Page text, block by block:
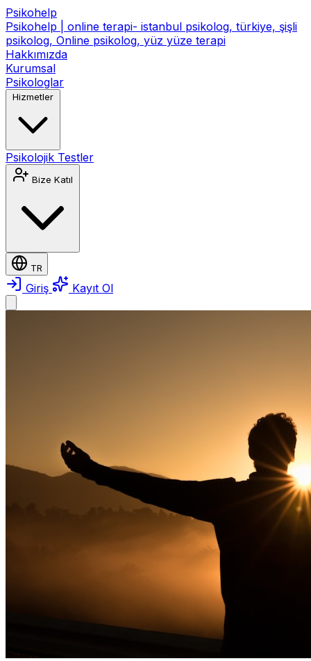
Psikohelp
Psikohelp | online terapi- istanbul psikolog, türkiye, şişli
psikolog, Online psikolog, yüz yüze terapi
Hakkımızda
Kurumsal
Psikologlar
Hizmetler
Psikolojik Testler
Bize Katıl
TR
Giriş Kayıt Ol